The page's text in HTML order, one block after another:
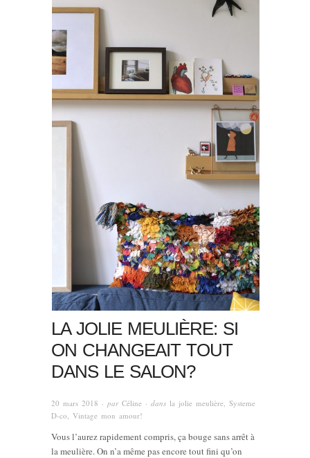
LA JOLIE MEULIÈRE: SI
ON CHANGEAIT TOUT
DANS LE SALON?
20 mars 2018 · par Céline · dans la jolie meulière Systeme
D-co Vintage mon amour!
Vous l’aurez rapidement compris, ça bouge sans arrêt à
la meulière. On n’a même pas encore tout fini qu’on